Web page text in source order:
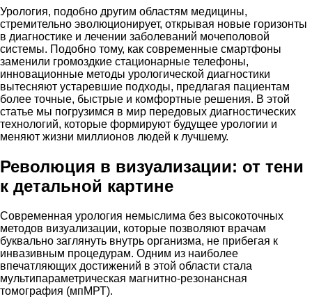
Урология, подобно другим областям медицины,
стремительно эволюционирует, открывая новые горизонты
в диагностике и лечении заболеваний мочеполовой
системы. Подобно тому, как современные смартфоны
заменили громоздкие стационарные телефоны,
инновационные методы урологической диагностики
вытесняют устаревшие подходы, предлагая пациентам
более точные, быстрые и комфортные решения. В этой
статье мы погрузимся в мир передовых диагностических
технологий, которые формируют будущее урологии и
меняют жизни миллионов людей к лучшему.
Революция в визуализации: от тени
к детальной картине
Современная урология немыслима без высокоточных
методов визуализации, которые позволяют врачам
буквально заглянуть внутрь организма, не прибегая к
инвазивным процедурам. Одним из наиболее
впечатляющих достижений в этой области стала
мультипараметрическая магнитно-резонансная
томография (мпМРТ).